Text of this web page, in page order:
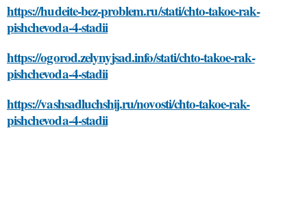
https://hudeite-bez-problem.ru/stati/chto-takoe-rak-
pishchevoda-4-stadii
https://ogorod.zelynyjsad.info/stati/chto-takoe-rak-
pishchevoda-4-stadii
https://vashsadluchshij.ru/novosti/chto-takoe-rak-
pishchevoda-4-stadii